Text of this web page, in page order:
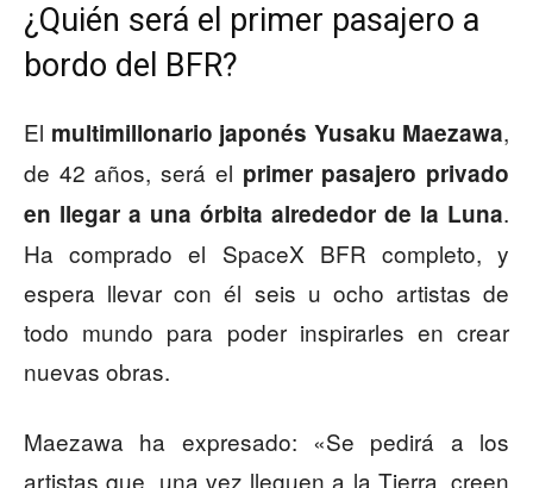
¿Quién será el primer pasajero a
bordo del BFR?
El multimillonario japonés Yusaku Maezawa,
de 42 años, será el primer pasajero privado
en llegar a una órbita alrededor de la Luna.
Ha comprado el SpaceX BFR completo, y
espera llevar con él seis u ocho artistas de
todo mundo para poder inspirarles en crear
nuevas obras.
Maezawa ha expresado: «Se pedirá a los
artistas que, una vez lleguen a la Tierra, creen